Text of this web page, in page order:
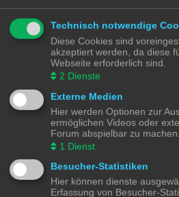
Es wurden keine passenden Ergebnisse gefunden.
Die Suche ergab 0 Treffer •
Modellbahnforum
Powered by
Datenschutz|
Technisch notwendige
Diese Cookies sind
akzeptiert werden, da diese
Webseite erforderlich sind.
2 Dienste
Externe Medien
Hier werden Optionen zur
ermöglichen Videos oder
Forum abspielbar zu machen.
1 Dienst
Besucher-Statistiken
Hier können dienste
Erfassung von Besucher-